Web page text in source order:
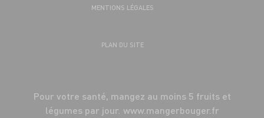
MENTIONS LÉGALES
PLAN DU SITE
Pour votre santé, mangez au moins 5 fruits et
légumes par jour. www.mangerbouger.fr